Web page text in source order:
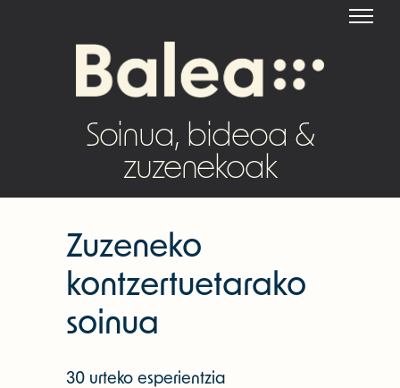
Soinua, bideoa &
zuzenekoak
Zuzeneko
kontzertuetarako
soinua
30 urteko esperientzia